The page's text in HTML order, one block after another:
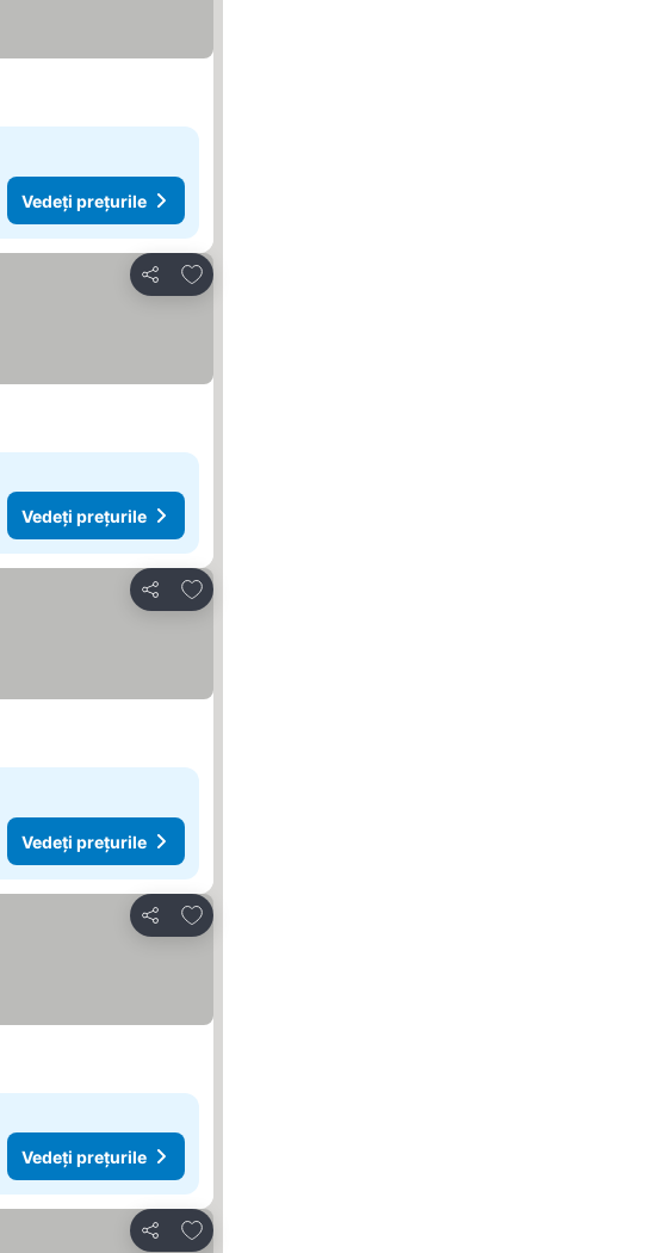
Vedeți prețurile
Distribuiți
Adăugaţi la favorite
Vedeți prețurile
Distribuiți
Adăugaţi la favorite
Vedeți prețurile
Distribuiți
Adăugaţi la favorite
Vedeți prețurile
Distribuiți
Adăugaţi la favorite